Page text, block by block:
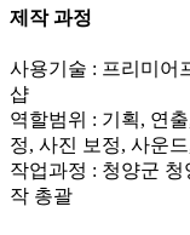
제작 과정
사용기술 : 프리미어
샵
역할범위 : 기획, 연
정, 사진 보정, 사운
작업과정 : 청양군
작 총괄